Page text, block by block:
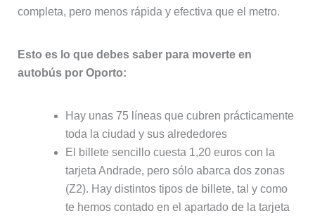
completa, pero menos rápida y efectiva que el metro.
Esto es lo que debes saber para moverte en
autobús por Oporto:
Hay unas 75 líneas que cubren prácticamente
toda la ciudad y sus alrededores
El billete sencillo cuesta 1,20 euros con la
tarjeta Andrade, pero sólo abarca dos zonas
(Z2). Hay distintos tipos de billete, tal y como
te hemos contado en el apartado de la tarjeta